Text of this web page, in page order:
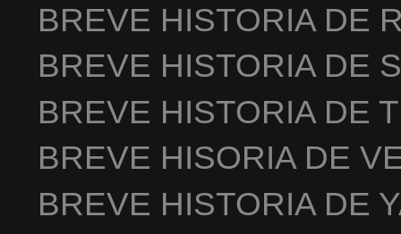
BREVE HISTORIA DE
BREVE HISTORIA DE
BREVE HISTORIA DE
BREVE HISORIA DE
BREVE HISTORIA DE